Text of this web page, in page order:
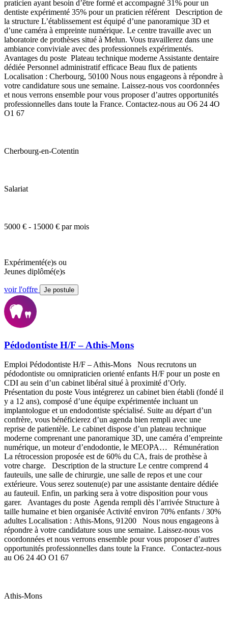
praticien ayant besoin d’être formé et accompagné 31% pour un
dentiste expérimenté 35% pour un praticien référent Description de
la structure L’établissement est équipé d’une panoramique 3D et
d’une caméra à empreinte numérique. Le centre travaille avec un
laboratoire de prothèses situé à Melun. Vous travaillerez dans une
ambiance conviviale avec des professionnels expérimentés.
Avantages du poste Plateau technique moderne Assistante dentaire
dédiée Personnel administratif efficace Beau flux de patients
Localisation : Cherbourg, 50100 Nous nous engageons à répondre à
votre candidature sous une semaine. Laissez-nous vos coordonnées
et nous verrons ensemble pour vous proposer d’autres opportunités
professionnelles dans toute la France. Contactez-nous au O6 24 4O
O1 67
Cherbourg-en-Cotentin
Salariat
5000 € - 15000 € par mois
Expérimenté(e)s ou
Jeunes diplômé(e)s
voir l'offre Je postule
Pédodontiste H/F – Athis-Mons
Emploi Pédodontiste H/F – Athis-Mons Nous recrutons un
pédodontiste ou omnipraticien orienté enfants H/F pour un poste en
CDI au sein d’un cabinet libéral situé à proximité d’Orly.
Présentation du poste Vous intégrerez un cabinet bien établi (fondé il
y a 12 ans), composé d’une équipe expérimentée incluant un
implantologue et un endodontiste spécialisé. Suite au départ d’un
confrère, vous bénéficierez d’un agenda bien rempli avec une
reprise de patientèle. Le cabinet dispose d’un plateau technique
moderne comprenant une panoramique 3D, une caméra d’empreinte
numérique, un moteur d’endodontie, le MEOPA… Rémunération
La rétrocession proposée est de 60% du CA, frais de prothèse à
votre charge. Description de la structure Le centre comprend 4
fauteuils, une salle de chirurgie, une salle de repos et une cour
extérieure. Vous serez soutenu(e) par une assistante dentaire dédiée
au fauteuil. Enfin, un parking sera à votre disposition pour vous
garer. Avantages du poste Agenda rempli dès l’arrivée Structure à
taille humaine et bien organisée Activité environ 70% enfants / 30%
adultes Localisation : Athis-Mons, 91200 Nous nous engageons à
répondre à votre candidature sous une semaine. Laissez-nous vos
coordonnées et nous verrons ensemble pour vous proposer d’autres
opportunités professionnelles dans toute la France. Contactez-nous
au O6 24 4O O1 67
Athis-Mons